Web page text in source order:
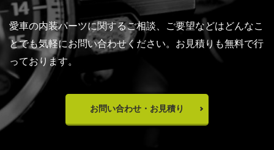
愛車の内装パーツに関するご相談、ご要望などはどんなこ
とでも気軽にお問い合わせください。 お見積りも無料で行
っております。
お問い合わせ・お見積り